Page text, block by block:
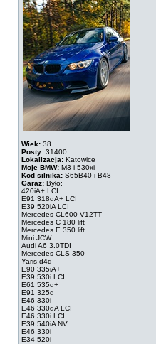
Wiek: 38
Posty: 31400
Lokalizacja: Katowice
Moje BMW: M3 i 530xi
Kod silnika: S65B40 i B48
Garaż: Było:
420iA+ LCI
E91 318dA+ LCI
E39 520iA LCI
Mercedes CL600 V12TT
Mercedes C 180 lift
Mercedes E 350 lift
Mini JCW
Audi A6 3.0TDI
Mercedes CLS 350
Yaris d4d
E90 335iA+
E39 530i LCI
E61 535d+
E91 325d
E46 330i
E46 330dA LCI
E46 330i LCI
E39 540iA NV
E46 330i
E34 520i